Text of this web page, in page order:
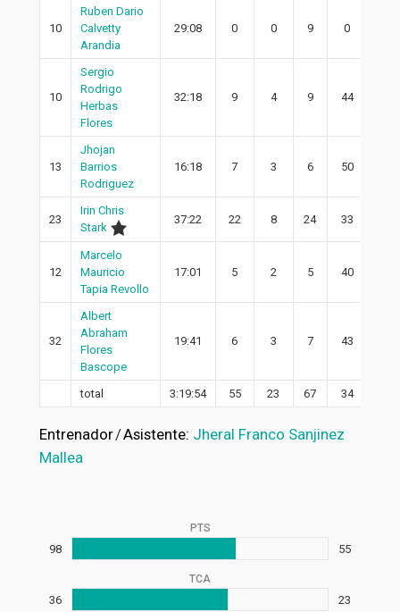
10
Ruben Dario
Calvetty
Arandia
29:08 0 0 9 0
10
Sergio
Rodrigo
Herbas
Flores
32:18 9 4 9 44
13
Jhojan
Barrios
Rodriguez
16:18 7 3 6 50
23
Irin Chris
Stark
37:22 22 8 24 33
12
Marcelo
Mauricio
Tapia Revollo
17:01 5 2 5 40
32
Albert
Abraham
Flores
Bascope
19:41 6 3 7 43
total 3:19:54 55 23 67 34
Entrenador/Asistente: Jheral Franco Sanjinez
Mallea
PTS
98 55
TCA
36 23